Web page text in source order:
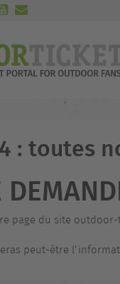
: toutes
page du site
peut-être